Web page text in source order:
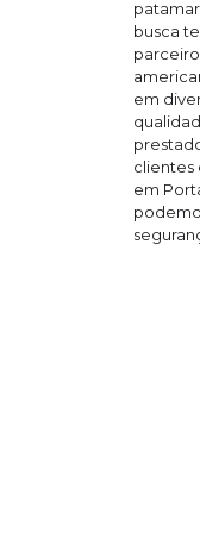
busca
em
clientes
em